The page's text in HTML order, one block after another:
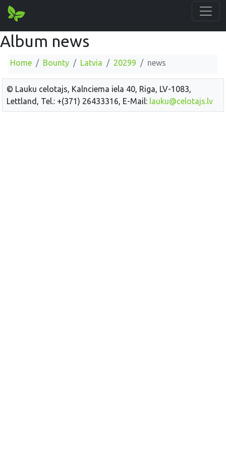
Album news
Home Bounty Latvia 20299 news
© Lauku celotajs, Kalnciema iela 40, Riga, LV-1083,
Lettland, Tel.: +(371) 26433316, E-Mail: lauku@celotajs.lv